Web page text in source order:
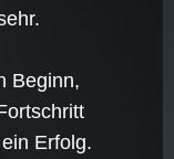
Beginn,
Erfolg.